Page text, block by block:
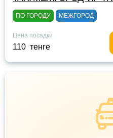
ПО ГОРОДУ МЕЖГОРОД
Цена посадки
110 тенге